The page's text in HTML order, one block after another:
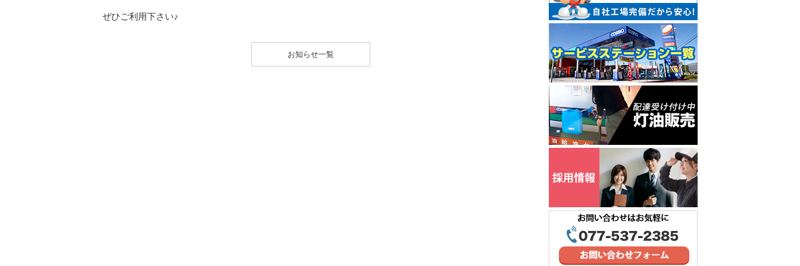
ぜひご利用下さい♪
お知らせ一覧